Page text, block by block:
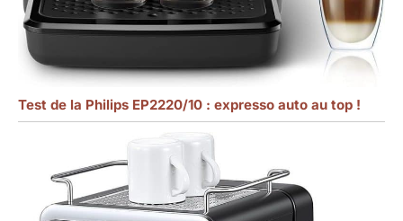
Test de la Philips EP2220/10 : expresso auto au top !